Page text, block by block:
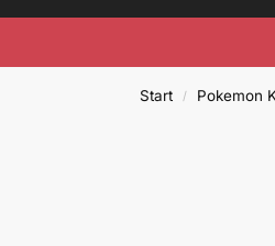
Start / Pokemon